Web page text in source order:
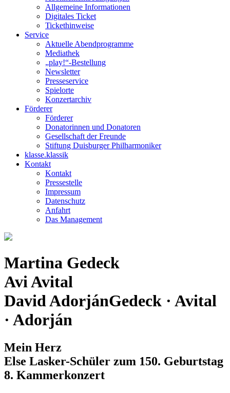
Allgemeine Informationen
Digitales Ticket
Ticket­hinweise
Service
Aktuelle Abendprogramme
Mediathek
„play!“-Bestellung
Newsletter
Presseservice
Spielorte
Konzertarchiv
Förderer
Förderer
Donatorinnen und Donatoren
Gesellschaft der Freunde
Stiftung Duisburger Philharmoniker
klasse.klassik
Kontakt
Kontakt
Pressestelle
Impressum
Datenschutz
Anfahrt
Das Management
Martina Gedeck
Avi Avital
David AdorjánGedeck · Avital
· Adorján
Mein Herz
Else Lasker-Schüler zum 150. Geburtstag
8. Kammerkonzert